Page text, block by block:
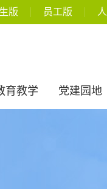
版 员工版
育教学 党建园地